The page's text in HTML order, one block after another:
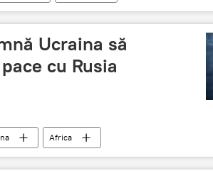
Ucraina să
cu Rusia
Africa